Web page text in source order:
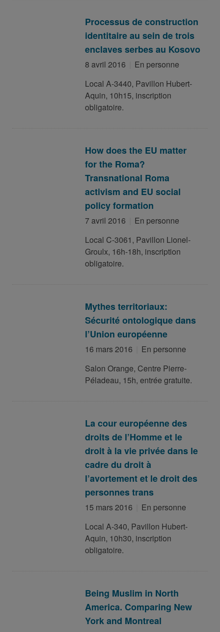
Processus de construction
identitaire au sein de trois
enclaves serbes au Kosovo
8 avril 2016
En personne
Local A-3440, Pavillon Hubert-
Aquin, 10h15, inscription
obligatoire.
How does the EU matter
for the Roma?
Transnational Roma
activism and EU social
policy formation
7 avril 2016
En personne
Local C-3061, Pavillon Lionel-
Groulx, 16h-18h, inscription
obligatoire.
Mythes territoriaux:
Sécurité ontologique dans
l’Union européenne
16 mars 2016
En personne
Salon Orange, Centre Pierre-
Péladeau, 15h, entrée gratuite.
La cour européenne des
droits de l’Homme et le
droit à la vie privée dans le
cadre du droit à
l’avortement et le droit des
personnes trans
15 mars 2016
En personne
Local A-340, Pavillon Hubert-
Aquin, 10h30, inscription
obligatoire.
Being Muslim in North
America. Comparing New
York and Montreal